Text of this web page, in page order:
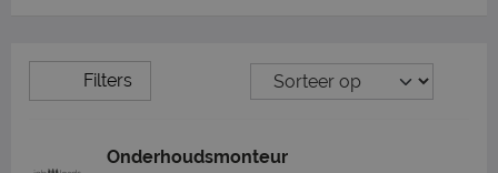
Filters
Onderhoudsmonteur